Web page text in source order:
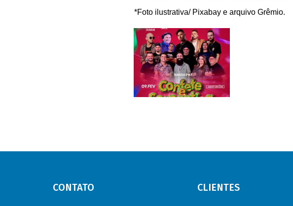
*Foto ilustrativa/ Pixabay e arquivo Grêmio.
CONTATO CLIENTES